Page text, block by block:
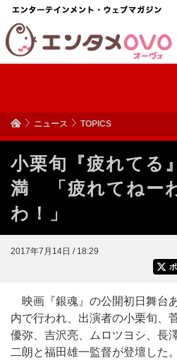
ニュース TOPICS
小栗旬『疲れてる
満 「疲れてねー
わ！」
2017年7月14日 / 18:29
映画『銀魂』の公開初日舞台
内で行われ、出演者の小栗旬、
優弥、吉沢亮、ムロツヨシ、長
二朗と福田雄一監督が登壇した。